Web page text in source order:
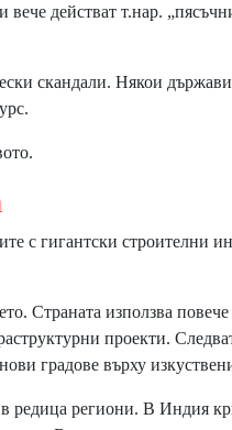
действат т.нар.
скандали. Някои държави
с гигантски строителни
Страната използва
проекти.
градове върху
редица региони. В Индия